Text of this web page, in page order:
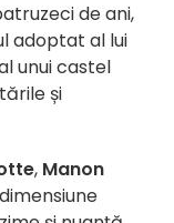
de ani,
adoptat al lui
unui castel
și
, Manon